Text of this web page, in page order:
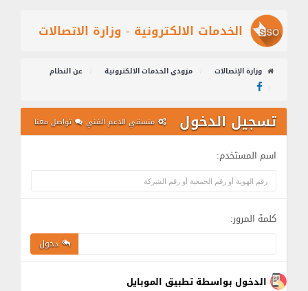
الخدمات الالكترونية - وزارة الاتصالات
وزارة الإتصالات مزودي الخدمات الالكترونية عن النظام
تسجيل الدخول منسقي الدعم الفني تواصل معنا
اسم المستخدم:
كلمة المرور:
دخول
الدخول بواسطة تطبيق الموبايل